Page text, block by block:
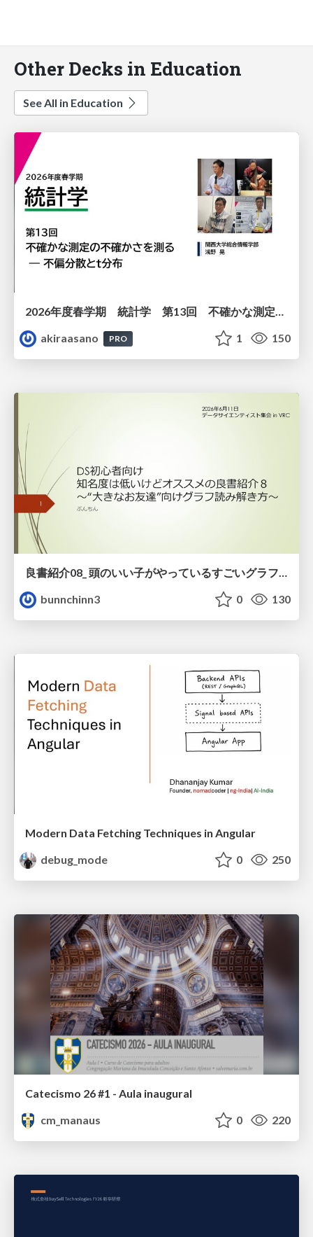
Other Decks in Education
See All in Education
2026年度春学期 統計学 第13回 不確かな測定の不確かさを測る ― 不偏分散とt分布 (2026. 6. 25)
akiraasano
PRO 1 150
bunnchinn3
0 130
Modern Data Fetching Techniques in Angular
debug_mode
0 250
Catecismo 26 #1 - Aula inaugural
cm_manaus
0 220